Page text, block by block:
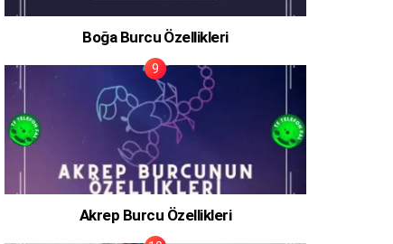
Boğa Burcu Özellikleri
Akrep Burcu Özellikleri